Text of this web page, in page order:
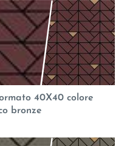
40X40 colore
bronze